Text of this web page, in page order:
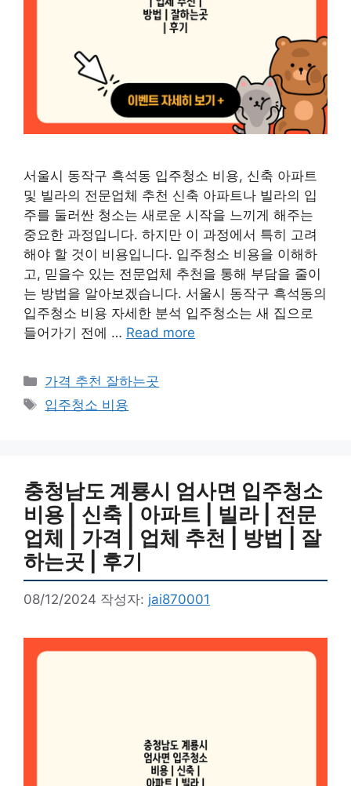
서울시 동작구 흑석동 입주청소 비용, 신축 아파트
및 빌라의 전문업체 추천 신축 아파트나 빌라의 입
주를 둘러싼 청소는 새로운 시작을 느끼게 해주는
중요한 과정입니다. 하지만 이 과정에서 특히 고려
해야 할 것이 비용입니다. 입주청소 비용을 이해하
고, 믿을수 있는 전문업체 추천을 통해 부담을 줄이
는 방법을 알아보겠습니다. 서울시 동작구 흑석동의
입주청소 비용 자세한 분석 입주청소는 새 집으로
들어가기 전에 … Read more
카
테
고
가격 추천 잘하는곳
태
입주청소 비용
충청남도 계룡시 엄사면 입주청소
비용 | 신축 | 아파트 | 빌라 | 전문
업체 | 가격 | 업체 추천 | 방법 | 잘
하는곳 | 후기
08/12/2024 작성자: jai870001